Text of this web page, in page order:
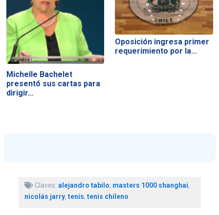
Michelle Bachelet
presentó sus cartas para
dirigir…
Oposición ingresa primer
requerimiento por la…
Claves: alejandro tabilo, masters 1000 shanghai,
nicolás jarry, tenis, tenis chileno